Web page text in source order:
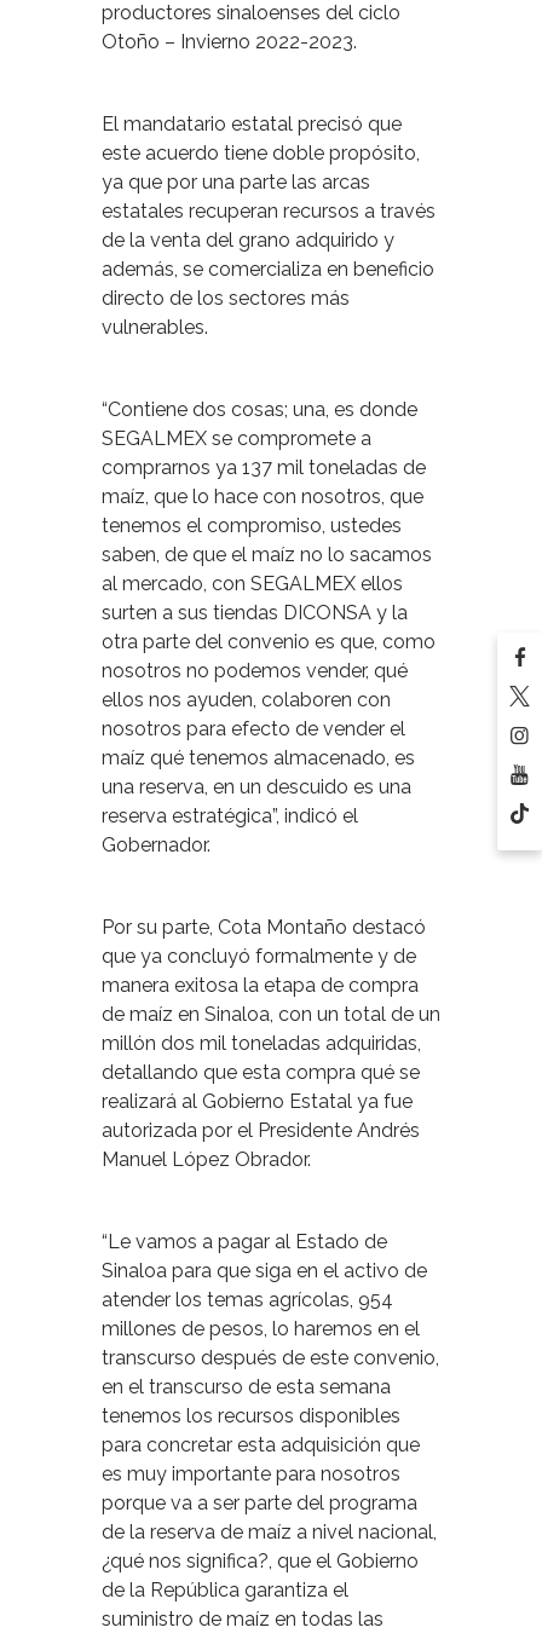
productores sinaloenses del ciclo
Otoño – Invierno 2022-2023.
El mandatario estatal precisó que
este acuerdo tiene doble propósito,
ya que por una parte las arcas
estatales recuperan recursos a través
de la venta del grano adquirido y
además, se comercializa en beneficio
directo de los sectores más
vulnerables.
“Contiene dos cosas; una, es donde
SEGALMEX se compromete a
comprarnos ya 137 mil toneladas de
maíz, que lo hace con nosotros, que
tenemos el compromiso, ustedes
saben, de que el maíz no lo sacamos
al mercado, con SEGALMEX ellos
surten a sus tiendas DICONSA y la
otra parte del convenio es que, como
nosotros no podemos vender, qué
ellos nos ayuden, colaboren con
nosotros para efecto de vender el
maíz qué tenemos almacenado, es
una reserva, en un descuido es una
reserva estratégica”, indicó el
Gobernador.
Por su parte, Cota Montaño destacó
que ya concluyó formalmente y de
manera exitosa la etapa de compra
de maíz en Sinaloa, con un total de un
millón dos mil toneladas adquiridas,
detallando que esta compra qué se
realizará al Gobierno Estatal ya fue
autorizada por el Presidente Andrés
Manuel López Obrador.
“Le vamos a pagar al Estado de
Sinaloa para que siga en el activo de
atender los temas agrícolas, 954
millones de pesos, lo haremos en el
transcurso después de este convenio,
en el transcurso de esta semana
tenemos los recursos disponibles
para concretar esta adquisición que
es muy importante para nosotros
porque va a ser parte del programa
de la reserva de maíz a nivel nacional,
¿qué nos significa?, que el Gobierno
de la República garantiza el
suministro de maíz en todas las